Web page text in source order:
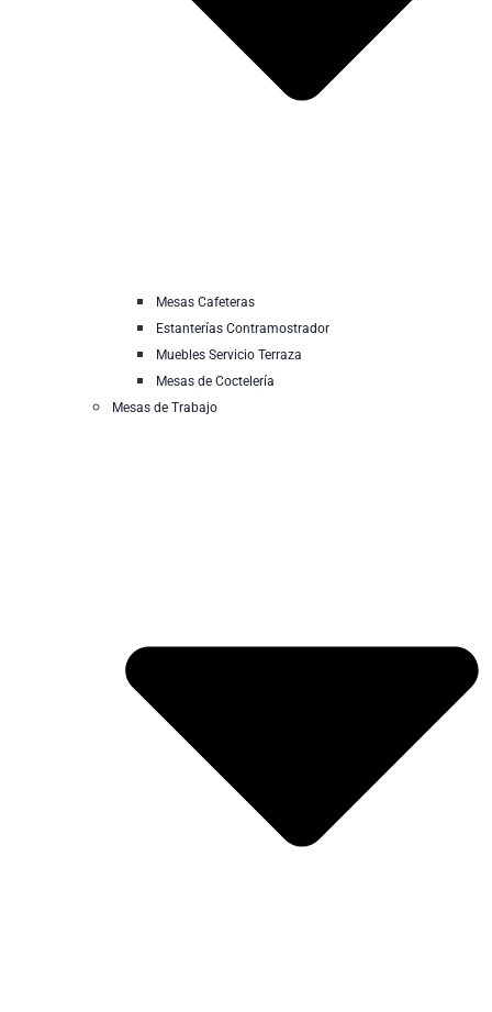
Mesas Cafeteras
Estanterías Contramostrador
Muebles Servicio Terraza
Mesas de Coctelería
Mesas de Trabajo